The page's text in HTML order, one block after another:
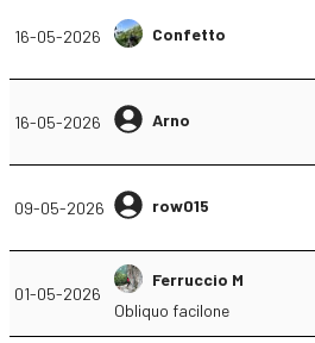
16-05-2026 Confetto
16-05-2026 Arno
09-05-2026 row015
01-05-2026
Ferruccio M
Obliquo facilone